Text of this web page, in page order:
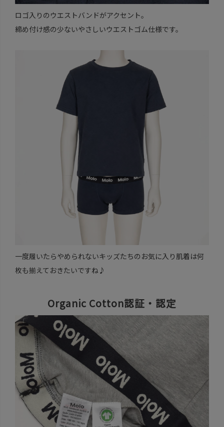
ロゴ入りのウエストバンドがアクセント。
締め付け感の少ないやさしいウエストゴム仕様です。
一度履いたらやめられないキッズたちのお気に入り肌着は何
枚も揃えておきたいですね♪
Organic Cotton認証・認定